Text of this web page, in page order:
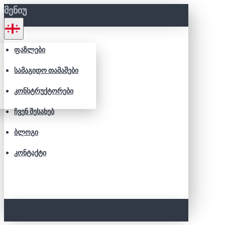
ᲛᲔᲜᲘᲣ
ᲤᲐᲖᲚᲔᲑᲘ
ᲡᲐᲛᲐᲒᲘᲓᲝ ᲗᲐᲛᲐᲨᲔᲑᲘ
ᲙᲝᲜᲡᲢᲠᲣᲥᲢᲝᲠᲔᲑᲘ
ᲩᲕᲔᲜ ᲨᲔᲡᲐᲮᲔᲑ
ᲑᲚᲝᲒᲘ
ᲙᲝᲜᲢᲐᲥᲢᲘ